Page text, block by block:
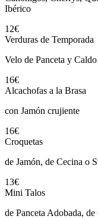
Ibérico
12€
Verduras de Temporada
Velo de Panceta y
16€
Alcachofas a la Brasa
con Jamón crujiente
16€
Croquetas
de Jamón, de Cecina o
13€
Mini Talos
de Panceta Adobada,